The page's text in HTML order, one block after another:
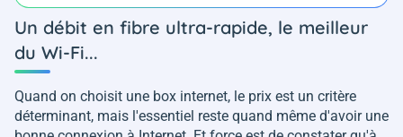
Un débit en fibre ultra-rapide, le meilleur
du Wi-Fi...
Quand on choisit une box internet, le prix est un critère
déterminant, mais l'essentiel reste quand même d'avoir une